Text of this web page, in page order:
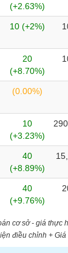
(+2.63%)
10 (+2%)
20
(+8.70%)
(0.00%)
10
(+3.23%)
40
(+8.89%)
40
(+9.76%)
cơ sở - giá thực
điều chỉnh +